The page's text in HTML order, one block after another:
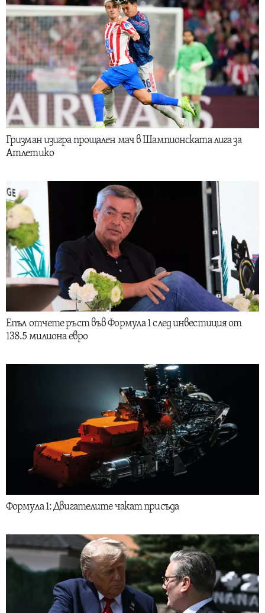
Гризман изигра прощален мач в Шампионската лига за
Атлетико
Епъл отчете ръст във Формула 1 след инвестиция от
138.5 милиона евро
Формула 1: Двигателите чакат присъда